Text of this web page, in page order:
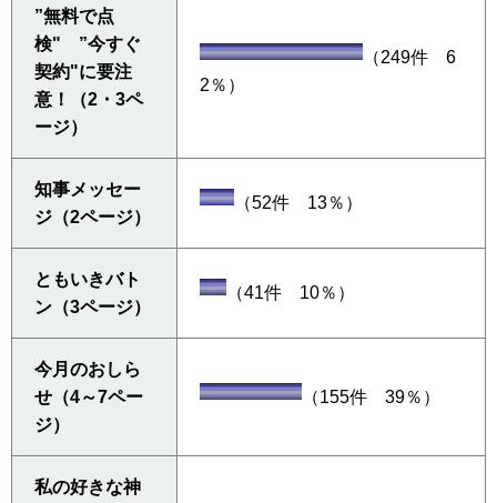
”無料で点
検" ”今すぐ
契約"に要注
意！（2・3ペ
ージ）
（249件 6
2％）
知事メッセー
ジ（2ページ）
（52件 13％）
ともいきバト
ン（3ページ）
（41件 10％）
今月のおしら
せ（4～7ペー
ジ）
（155件 39％）
私の好きな神